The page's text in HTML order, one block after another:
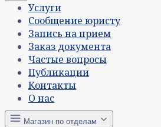
Услуги
Сообщение юристу
Запись на прием
Заказ документа
Частые вопросы
Публикации
Контакты
О нас
Магазин по отделам